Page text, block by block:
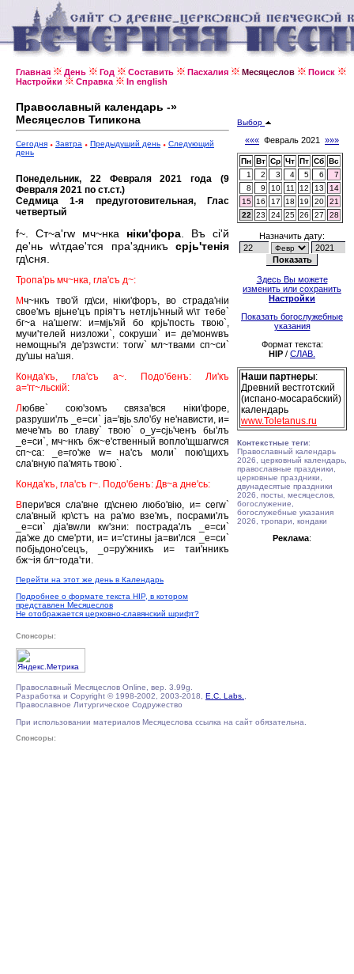
Главная День Год Составить Пасхалия Месяцеслов
Поиск
Настройки
Справка In english
Православный календарь -»
Месяцеслов Типикона
Сегодня Завтра Предыдущий день
Следующий
день
Понедельник, 22 Февраля 2021 года (9
Февраля 2021 по ст.ст.)
Седмица 1-я предуготовительная, Глас
четвертый
f~. Ст~а'гw мч~нка нiки'фора . Въ сi'й
де'нь w\тдае'тся пра'здникъ срjь'тенiя
гд\сня.
Тропа'рь мч~нка, гла'съ д~:
Мч~нкъ тво'й гд\си, нiки'форъ, во страда'нiи
свое'мъ вjьне'цъ прiя'тъ нетлjь'нный w\т тебе`
бг~а на'шегw: и=мjь'яй бо крjь'пость твою`,
мучи'телей низложи`, сокруши` и= де'монwвъ
немощны'я де'рзwсти: тогw` мл~твами сп~си`
ду'шы на'шя.
Конда'къ, гла'съ а~. Подо'бенъ: Ли'къ
а='гг~льскiй:
Любве` сою'зомъ связа'вся нiки'форе,
разруши'лъ _е=си` jа='вjь sло'бу не'нависти, и=
мече'мъ во главу` твою` о_у=сjь'ченъ бы'лъ
_е=си`, мч~нкъ бж~е'ственный вопло'щшагwся
сп~са: _е=го'же w= на'съ моли` пою'щихъ
сла'вную па'мять твою`.
Конда'къ, гла'съ г~. Подо'бенъ: Дв~а дне'сь:
Впери'вся сла'вне гд\снею любо'вiю, и= сегw`
сла'вный кр\стъ на ра'мо взе'мъ, посрами'лъ
_е=си` дiа'вwли кw'зни: пострада'лъ _е=си`
да'же до сме'рти, и= и='стины jа=ви'лся _е=си`
побjьдоно'сецъ, _о=ру'жникъ и= таи'нникъ
бж~iя бл~года'ти.
Перейти на этот же день в Календарь
Подробнее о формате текста HIP, в котором
представлен Месяцеслов
Не отображается церковно-славянский шрифт?
Выбор
««« Февраль 2021 »»»
Пн Вт Ср Чт Пт Сб Вс
1
2 3 4 5 6
7
8
9 10 11 12 13
14
15
16 17 18 19 20
21
22
23 24 25 26 27 28
Назначить дату:
Здесь Вы можете
изменить или сохранить
Настройки
Показать богослужебные
указания
Формат текста:
HIP / СЛАВ.
Наши партнеры:
Древний вестготский
(испано-мосарабский)
календарь
www.Toletanus.ru
Контекстные теги:
Православный календарь
2026, церковный календарь,
православные праздники,
церковные праздники,
двунадесятые праздники
2026, посты, месяцеслов,
богослужение,
богослужебные указания
2026, тропари, кондаки
Реклама:
Спонсоры:
Православный Месяцеслов Online, вер. 3.99g.
Разработка и Copyright © 1998-2002, 2003-2018, E.C. Labs.
Православное Литургическое Содружество
При использовании материалов Месяцеслова ссылка на сайт обязательна.
Спонсоры: